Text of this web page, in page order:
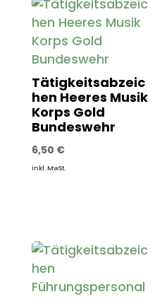
Tätigkeitsabzeic
hen Heeres Musik
Korps Gold
Bundeswehr
6,50 €
inkl. MwSt.